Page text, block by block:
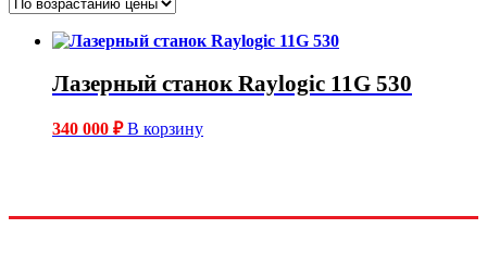
Лазерный станок Raylogic 11G 530
340 000 ₽ В корзину